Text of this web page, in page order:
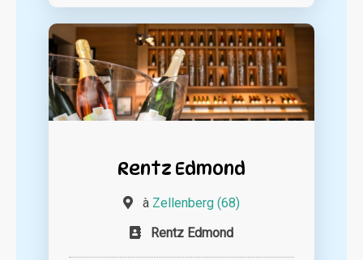
Rentz Edmond
à Zellenberg (68)
Rentz Edmond